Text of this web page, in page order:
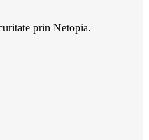
prin Netopia.